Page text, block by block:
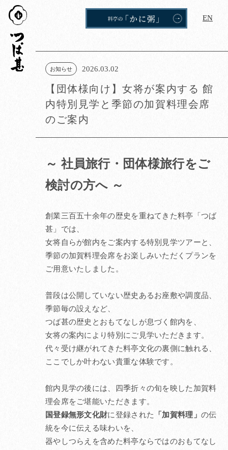
EN
つば
甚
お知らせ 2026.03.02
【団体様向け】女将が案内する 館
内特別見学と季節の加賀料理会席
のご案内
～ 社員旅行・団体様旅行をご
検討の方へ ～
創業三百五十余年の歴史を重ねてきた料亭「つば
甚」では、
女将自らが館内をご案内する特別見学ツアーと、
季節の加賀料理会席をお楽しみいただくプランを
ご用意いたしました。
普段は公開していない歴史あるお座敷や調度品、
季節毎の設えなど、
つば甚の歴史とおもてなしが息づく館内を、
女将の案内により特別にご見学いただきます。
代々受け継がれてきた料亭文化の裏側に触れる、
ここでしか叶わない貴重な体験です。
館内見学の後には、四季折々の旬を映した加賀料
理会席をご堪能いただきます。
国登録無形文化財に登録された 「加賀料理」 の伝
統を今に伝える味わいを、
器やしつらえを含めた料亭ならではのおもてなし